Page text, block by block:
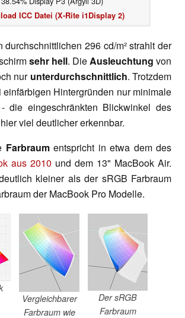
ICC Datei (X-Rite i1Display 2)
durchschnittlichen 296 cd/m² strahlt der
sehr hell. DieAusleuchtung von
nur unterdurchschnittlich. Trotzdem
einfärbigen Hintergründen nur minimale
die eingeschränkten Blickwinkel des
viel deutlicher erkennbar.
Farbraumentspricht in etwa dem des
aus 2010 und dem 13" MacBook Air.
kleiner als der sRGB Farbraum
der MacBook Pro Modelle.
Vergleichbarer
Farbraum wie
Der sRGB
Farbraum